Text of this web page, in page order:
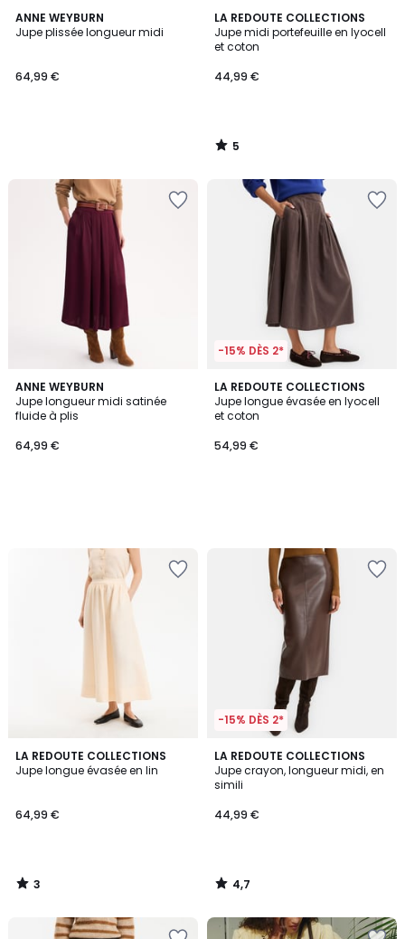
ANNE WEYBURN
Jupe plissée longueur midi
64,99 €
LA REDOUTE COLLECTIONS
Jupe midi portefeuille en lyocell
et coton
44,99 €
5
/
5
5
/
ANNE WEYBURN
Jupe longueur midi satinée
fluide à plis
64,99 €
-15% DÈS 2*
LA REDOUTE COLLECTIONS
Jupe longue évasée en lyocell
et coton
54,99 €
LA REDOUTE COLLECTIONS
Jupe longue évasée en lin
64,99 €
3
/
3
/
-15% DÈS 2*
LA REDOUTE COLLECTIONS
Jupe crayon, longueur midi, en
simili
44,99 €
4,7
/ 5
4,7
/